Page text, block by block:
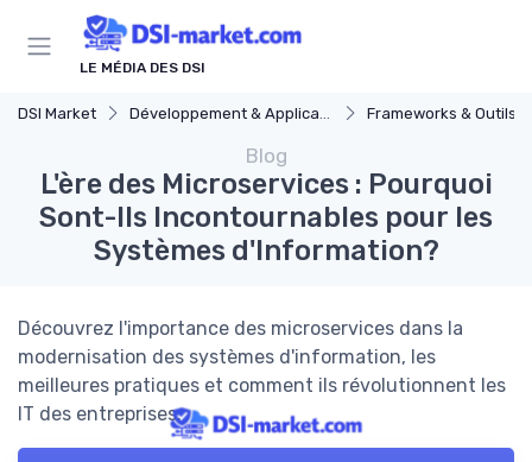
LE MÉDIA DES DSI
DSI Market Développement & Applications Frameworks & Outils
Blog
L'ère des Microservices : Pourquoi
Sont-Ils Incontournables pour les
Systèmes d'Information?
Découvrez l'importance des microservices dans la
modernisation des systèmes d'information, les
meilleures pratiques et comment ils révolutionnent les
IT des entreprises.
Panneau de gestion des cookies